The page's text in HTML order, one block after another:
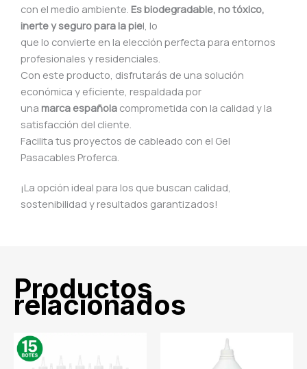
con el medio ambiente. Es biodegradable, no tóxico,
inerte y seguro para la piel, lo
que lo convierte en la elección perfecta para entornos
profesionales y residenciales.
Con este producto, disfrutarás de una solución
económica y eficiente, respaldada por
una marca española comprometida con la calidad y la
satisfacción del cliente.
Facilita tus proyectos de cableado con el Gel
Pasacables Proferca.
¡La opción ideal para los que buscan calidad,
sostenibilidad y resultados garantizados!
Productos
relacionados